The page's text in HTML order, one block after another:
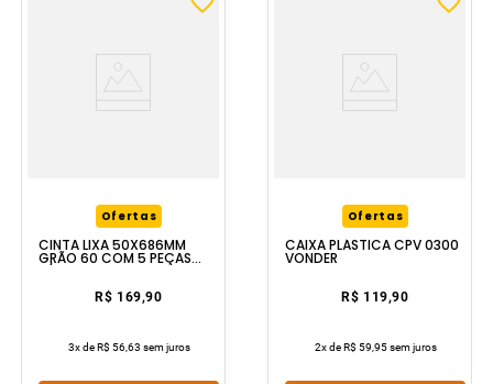
Ofertas
CINTA LIXA 50X686MM
GRÃO 60 COM 5 PEÇAS
P/MLV370 VONDER
R$ 169,90
3x deR$ 56,63 sem juros
Ofertas
CAIXA PLÁSTICA CPV 0300
VONDER
R$ 119,90
2x deR$ 59,95sem juros